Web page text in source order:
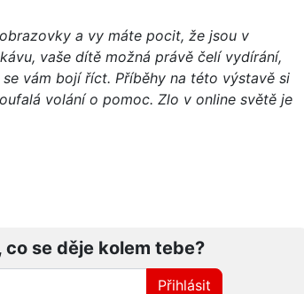
a vy máte pocit, že jsou v
vaše dítě možná právě čelí vydírání,
vám bojí říct. Příběhy na této výstavě si
volání o pomoc. Zlo v online světě je
se děje kolem tebe?
Přihlásit